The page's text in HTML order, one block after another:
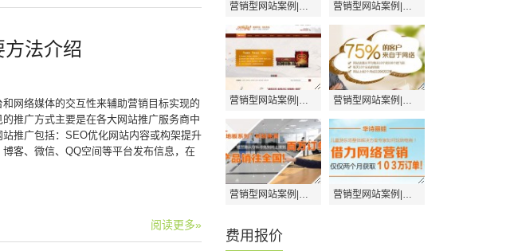
法介绍
网络媒体的交互性来辅助营销目标实现的
推广方式主要是在各大网站推广服务商中
推广包括：SEO优化网站内容或构架提升
客、微信、QQ空间等平台发布信息，在
阅读更多»
营销型网站案例|南宁市品绘动漫 营销型网站案例|佛山绝世好内衣
营销型网站案例|广东涂饰彩建材科技 营销型网站案例|深圳美极天使月子会所
营销型网站案例|深圳市福兰德建材有限公司 营销型网站案例|青岛华诗丽娃
费用报价